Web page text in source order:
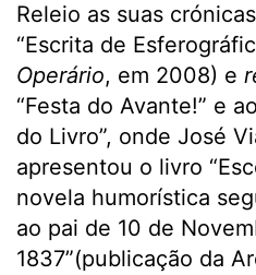
Releio as suas
“Escrita de
Operário, em 2008) e
“Festa do Avante!” e
do Livro”, onde José
apresentou o livro
novela humorística
ao pai de 10 de
1837”(publicação da